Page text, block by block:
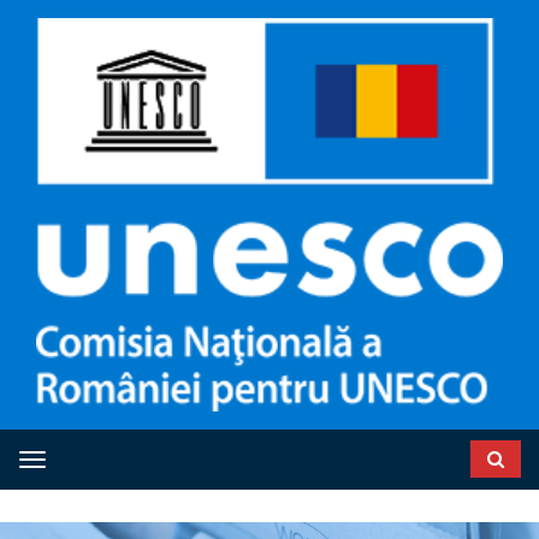
Toggle navigation